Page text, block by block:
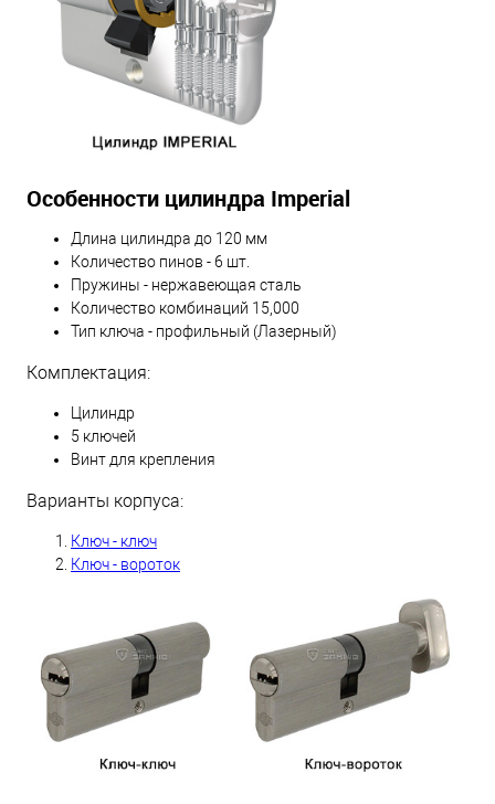
Особенности цилиндра Imperial
Длина цилиндра до 120 мм
Количество пинов - 6 шт.
Пружины - нержавеющая сталь
Количество комбинаций 15,000
Тип ключа - профильный (Лазерный)
Комплектация:
Цилиндр
5 ключей
Винт для крепления
Варианты корпуса:
Ключ - ключ
Ключ - вороток